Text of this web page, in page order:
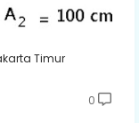
Timur
0